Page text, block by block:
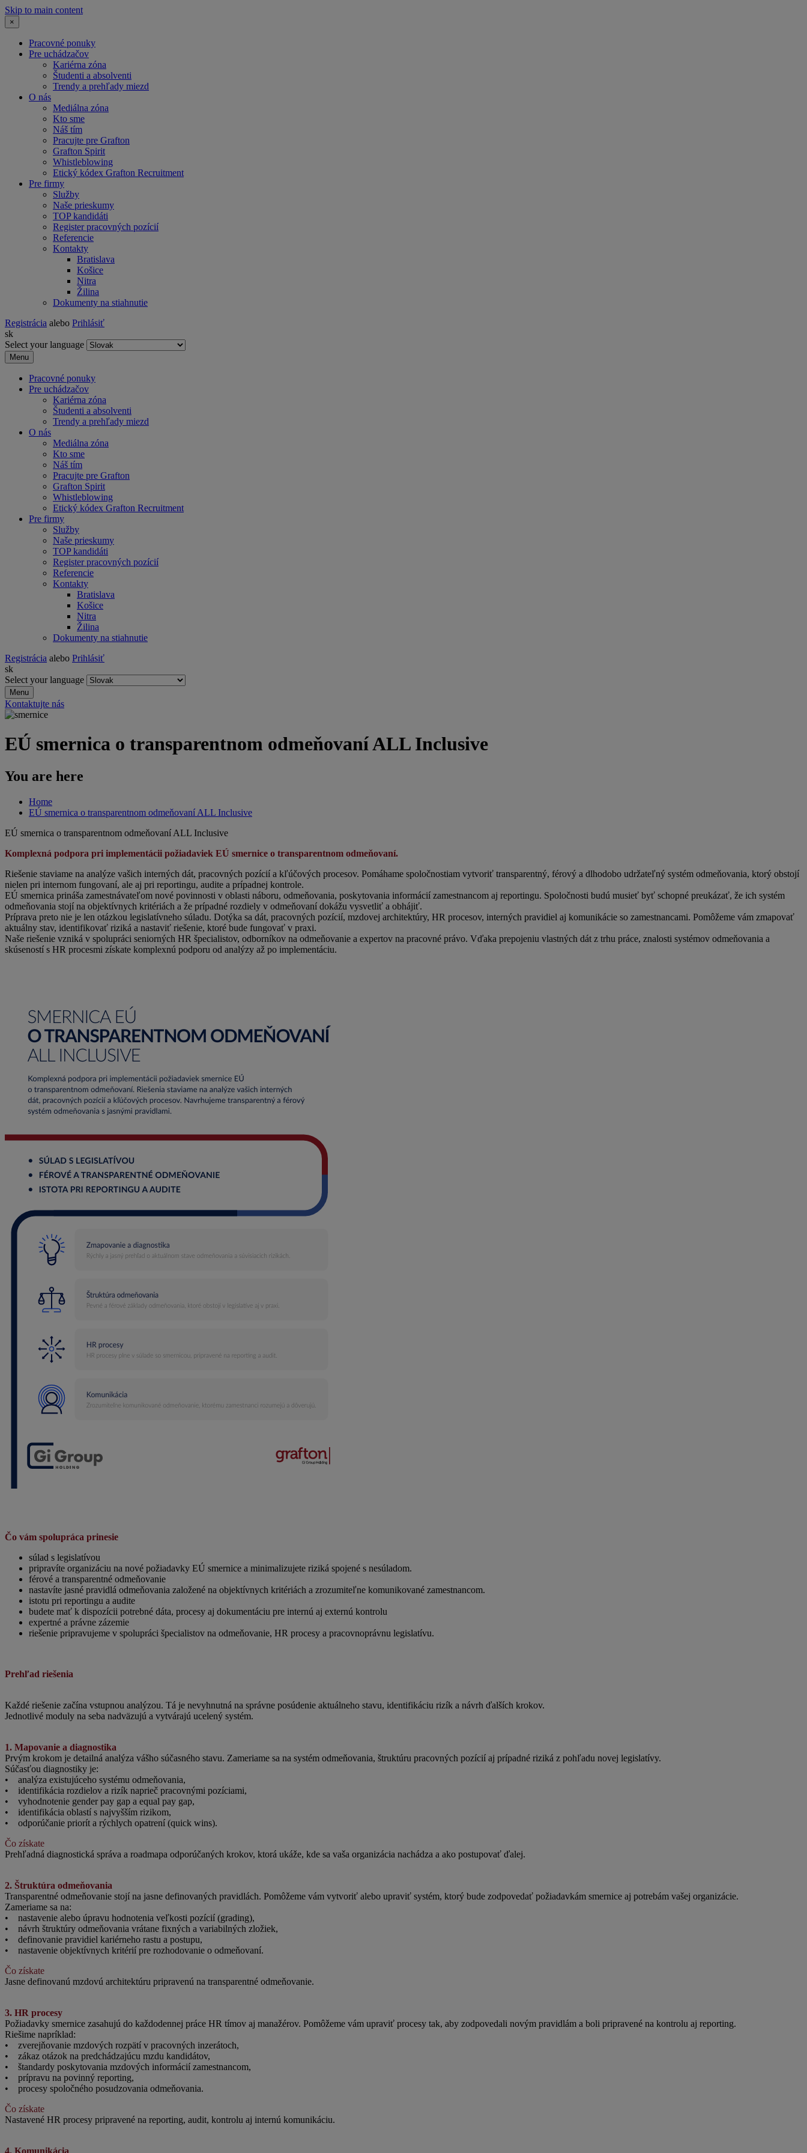
Skip to main content
×
Pracovné ponuky
Pre uchádzačov
Kariérna zóna
Študenti a absolventi
Trendy a prehľady miezd
O nás
Mediálna zóna
Kto sme
Náš tím
Pracujte pre Grafton
Grafton Spirit
Whistleblowing
Etický kódex Grafton Recruitment
Pre firmy
Služby
Naše prieskumy
TOP kandidáti
Register pracovných pozícií
Referencie
Kontakty
Bratislava
Košice
Nitra
Žilina
Dokumenty na stiahnutie
Registrácia alebo Prihlásiť
sk
Select your language
Menu
Pracovné ponuky
Pre uchádzačov
Kariérna zóna
Študenti a absolventi
Trendy a prehľady miezd
O nás
Mediálna zóna
Kto sme
Náš tím
Pracujte pre Grafton
Grafton Spirit
Whistleblowing
Etický kódex Grafton Recruitment
Pre firmy
Služby
Naše prieskumy
TOP kandidáti
Register pracovných pozícií
Referencie
Kontakty
Bratislava
Košice
Nitra
Žilina
Dokumenty na stiahnutie
Registrácia alebo Prihlásiť
sk
Select your language
Menu
Kontaktujte nás
EÚ smernica o transparentnom odmeňovaní ALL Inclusive
You are here
Home
EÚ smernica o transparentnom odmeňovaní ALL Inclusive
EÚ smernica o transparentnom odmeňovaní ALL Inclusive
Komplexná podpora pri implementácii požiadaviek EÚ smernice o transparentnom odmeňovaní.
Riešenie staviame na analýze vašich interných dát, pracovných pozícií a kľúčových procesov. Pomáhame spoločnostiam vytvoriť transparentný, férový a dlhodobo udržateľný systém odmeňovania, ktorý obstojí
nielen pri internom fungovaní, ale aj pri reportingu, audite a prípadnej kontrole.
EÚ smernica prináša zamestnávateľom nové povinnosti v oblasti náboru, odmeňovania, poskytovania informácií zamestnancom aj reportingu. Spoločnosti budú musieť byť schopné preukázať, že ich systém
odmeňovania stojí na objektívnych kritériách a že prípadné rozdiely v odmeňovaní dokážu vysvetliť a obhájiť.
Príprava preto nie je len otázkou legislatívneho súladu. Dotýka sa dát, pracovných pozícií, mzdovej architektúry, HR procesov, interných pravidiel aj komunikácie so zamestnancami. Pomôžeme vám zmapovať
aktuálny stav, identifikovať riziká a nastaviť riešenie, ktoré bude fungovať v praxi.
Naše riešenie vzniká v spolupráci seniorných HR špecialistov, odborníkov na odmeňovanie a expertov na pracovné právo. Vďaka prepojeniu vlastných dát z trhu práce, znalosti systémov odmeňovania a
skúseností s HR procesmi získate komplexnú podporu od analýzy až po implementáciu.
Čo vám spolupráca prinesie
súlad s legislatívou
pripravíte organizáciu na nové požiadavky EÚ smernice a minimalizujete riziká spojené s nesúladom.
férové a transparentné odmeňovanie
nastavíte jasné pravidlá odmeňovania založené na objektívnych kritériách a zrozumiteľne komunikované zamestnancom.
istotu pri reportingu a audite
budete mať k dispozícii potrebné dáta, procesy aj dokumentáciu pre internú aj externú kontrolu
expertné a právne zázemie
riešenie pripravujeme v spolupráci špecialistov na odmeňovanie, HR procesy a pracovnoprávnu legislatívu.
Prehľad riešenia
Každé riešenie začína vstupnou analýzou. Tá je nevyhnutná na správne posúdenie aktuálneho stavu, identifikáciu rizík a návrh ďalších krokov.
Jednotlivé moduly na seba nadväzujú a vytvárajú ucelený systém.
1. Mapovanie a diagnostika
Prvým krokom je detailná analýza vášho súčasného stavu. Zameriame sa na systém odmeňovania, štruktúru pracovných pozícií aj prípadné riziká z pohľadu novej legislatívy.
Súčasťou diagnostiky je:
• analýza existujúceho systému odmeňovania,
• identifikácia rozdielov a rizík naprieč pracovnými pozíciami,
• vyhodnotenie gender pay gap a equal pay gap,
• identifikácia oblastí s najvyšším rizikom,
• odporúčanie priorít a rýchlych opatrení (quick wins).
Čo získate
Prehľadná diagnostická správa a roadmapa odporúčaných krokov, ktorá ukáže, kde sa vaša organizácia nachádza a ako postupovať ďalej.
2. Štruktúra odmeňovania
Transparentné odmeňovanie stojí na jasne definovaných pravidlách. Pomôžeme vám vytvoriť alebo upraviť systém, ktorý bude zodpovedať požiadavkám smernice aj potrebám vašej organizácie.
Zameriame sa na:
• nastavenie alebo úpravu hodnotenia veľkosti pozícií (grading),
• návrh štruktúry odmeňovania vrátane fixných a variabilných zložiek,
• definovanie pravidiel kariérneho rastu a postupu,
• nastavenie objektívnych kritérií pre rozhodovanie o odmeňovaní.
Čo získate
Jasne definovanú mzdovú architektúru pripravenú na transparentné odmeňovanie.
3. HR procesy
Požiadavky smernice zasahujú do každodennej práce HR tímov aj manažérov. Pomôžeme vám upraviť procesy tak, aby zodpovedali novým pravidlám a boli pripravené na kontrolu aj reporting.
Riešime napríklad:
• zverejňovanie mzdových rozpätí v pracovných inzerátoch,
• zákaz otázok na predchádzajúcu mzdu kandidátov,
• štandardy poskytovania mzdových informácií zamestnancom,
• prípravu na povinný reporting,
• procesy spoločného posudzovania odmeňovania.
Čo získate
Nastavené HR procesy pripravené na reporting, audit, kontrolu aj internú komunikáciu.
4. Komunikácia